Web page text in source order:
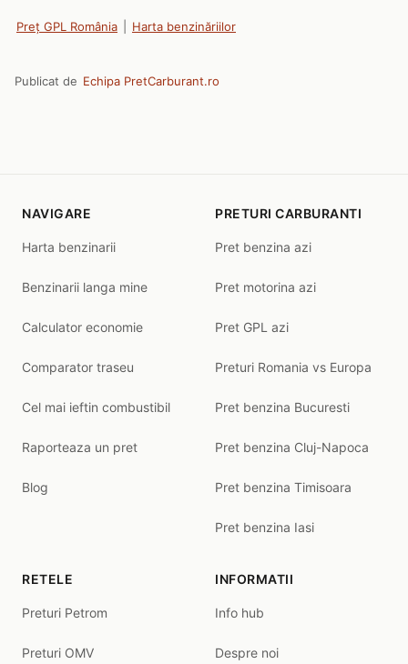
Preț GPL România Harta benzinăriilor
Publicat de Echipa PretCarburant.ro
NAVIGARE
Harta benzinarii
Benzinarii langa mine
Calculator economie
Comparator traseu
Cel mai ieftin combustibil
Raporteaza un pret
Blog
PRETURI CARBURANTI
Pret benzina azi
Pret motorina azi
Pret GPL azi
Preturi Romania vs Europa
Pret benzina Bucuresti
Pret benzina Cluj-Napoca
Pret benzina Timisoara
Pret benzina Iasi
RETELE
Preturi Petrom
Preturi OMV
INFORMATII
Info hub
Despre noi